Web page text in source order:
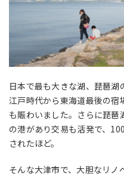
日本で最も大きな湖、琵琶湖
江戸時代から東海道最後の宿
も賑わいました。さらに琵琶
の港があり交易も活発で、
されたほど。
そんな大津市で、大胆なリノ